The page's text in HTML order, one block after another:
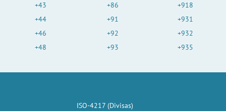
+43
+44
+46
+48
+86
+91
+92
+93
+918
+931
+932
+935
ISO-4217 (Divisas)